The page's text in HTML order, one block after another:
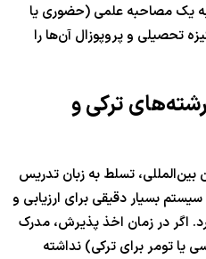
یک مصاحبه علمی (حضوری یا
تحصیلی و پروپوزال آن‌ها را
ترکی و
بین‌المللی، تسلط به زبان تدریس
بسیار دقیقی برای ارزیابی و
اگر در زمان اخذ پذیرش، مدرک
یا تومر برای ترکی) نداشته